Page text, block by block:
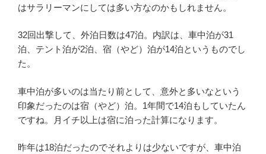
はサラリーマンにしては多い方なのかもしれません。
32回出撃して、外泊日数は47泊。内訳は、車中泊が31
泊、テント泊が2泊、宿（やど）泊が14泊というものでし
た。
車中泊が多いのは当たり前として、意外と多いなという
印象だったのは宿（やど）泊。1年間で14泊もしていたん
ですね。月イチ以上は宿に泊った計算になります。
昨年は18泊だったのでそれよりは少ないですが、車中泊